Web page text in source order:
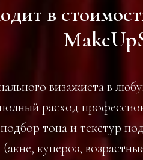
в
визажиста в
расход
тона и текстур
купероз,